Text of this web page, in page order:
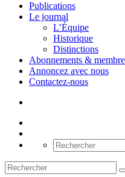
Publications
Le journal
L’Équipe
Historique
Distinctions
Abonnements &
Annoncez avec nous
Contactez-nous